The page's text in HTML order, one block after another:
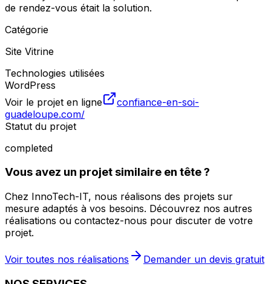
de rendez-vous était la solution.
Catégorie
Site Vitrine
Technologies utilisées
WordPress
Voir le projet en ligne
confiance-en-soi-
guadeloupe.com/
Statut du projet
completed
Vous avez un projet similaire en tête ?
Chez InnoTech-IT, nous réalisons des projets sur
mesure adaptés à vos besoins. Découvrez nos autres
réalisations ou contactez-nous pour discuter de votre
projet.
Voir toutes nos réalisations Demander un devis gratuit